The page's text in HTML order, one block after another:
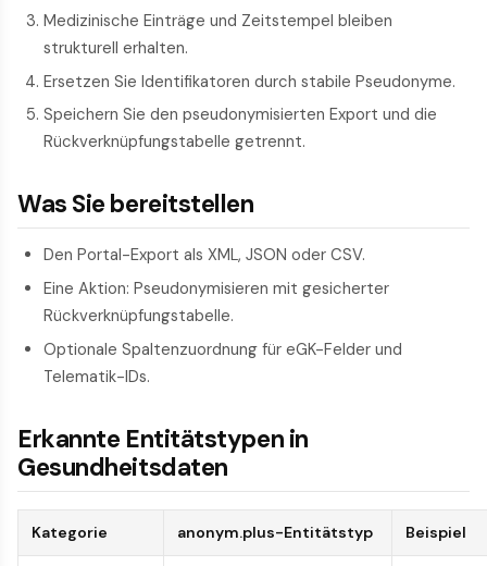
Medizinische Einträge und Zeitstempel bleiben
strukturell erhalten.
Ersetzen Sie Identifikatoren durch stabile Pseudonyme.
Speichern Sie den pseudonymisierten Export und die
Rückverknüpfungstabelle getrennt.
Was Sie bereitstellen
Den Portal-Export als XML, JSON oder CSV.
Eine Aktion: Pseudonymisieren mit gesicherter
Rückverknüpfungstabelle.
Optionale Spaltenzuordnung für eGK-Felder und
Telematik-IDs.
Erkannte Entitätstypen in
Gesundheitsdaten
Kategorie anonym.plus-Entitätstyp Beispiel